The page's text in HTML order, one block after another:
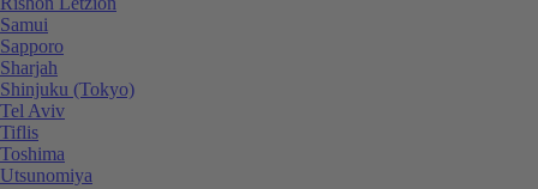
Samui
Sapporo
Sharjah
Shinjuku (Tokyo)
Tel Aviv
Tiflis
Toshima
Utsunomiya